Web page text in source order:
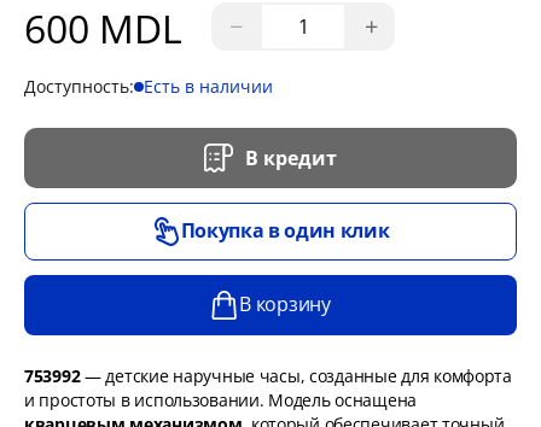
600 MDL − +
Доступность: Есть в наличии
В кредит
Покупка в один клик
В корзину
753992— детские наручные часы, созданные для комфорта
и простоты в использовании. Модель оснащена